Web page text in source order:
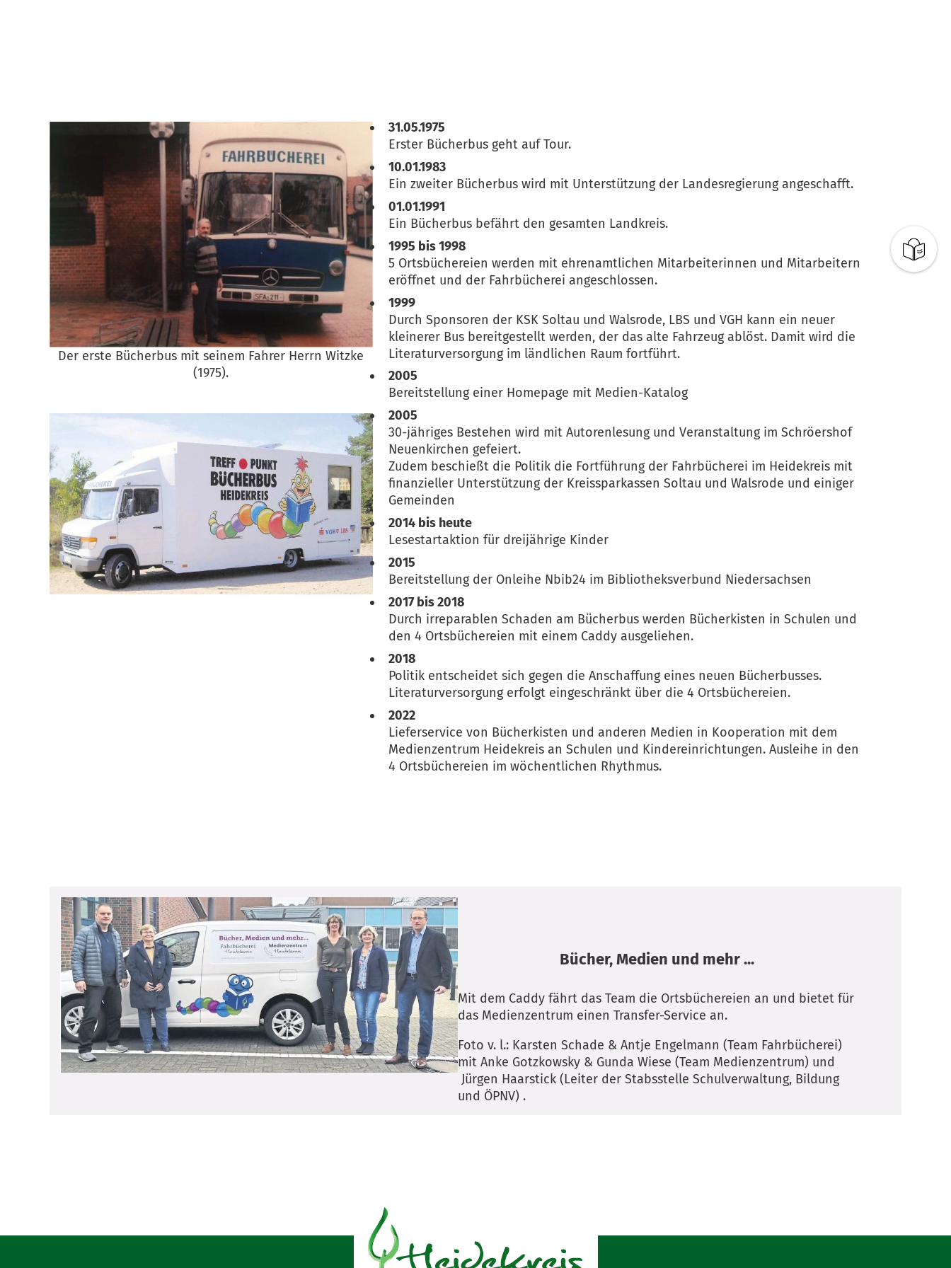
Der erste Bücherbus mit seinem Fahrer Herrn Witzke
(1975).
31.05.1975
Erster Bücherbus geht auf Tour.
10.01.1983
Ein zweiter Bücherbus wird mit Unterstützung der Landesregierung angeschafft.
01.01.1991
Ein Bücherbus befährt den gesamten Landkreis.
1995 bis 1998
5 Ortsbüchereien werden mit ehrenamtlichen Mitarbeiterinnen und Mitarbeitern
eröffnet und der Fahrbücherei angeschlossen.
1999
Durch Sponsoren der KSK Soltau und Walsrode, LBS und VGH kann ein neuer
kleinerer Bus bereitgestellt werden, der das alte Fahrzeug ablöst. Damit wird die
Literaturversorgung im ländlichen Raum fortführt.
2005
Bereitstellung einer Homepage mit Medien-Katalog
2005
30-jähriges Bestehen wird mit Autorenlesung und Veranstaltung im Schröershof
Neuenkirchen gefeiert.
Zudem beschießt die Politik die Fortführung der Fahrbücherei im Heidekreis mit
finanzieller Unterstützung der Kreissparkassen Soltau und Walsrode und einiger
Gemeinden
2014 bis heute
Lesestartaktion für dreijährige Kinder
2015
Bereitstellung der Onleihe Nbib24 im Bibliotheksverbund Niedersachsen
2017 bis 2018
Durch irreparablen Schaden am Bücherbus werden Bücherkisten in Schulen und
den 4 Ortsbüchereien mit einem Caddy ausgeliehen.
2018
Politik entscheidet sich gegen die Anschaffung eines neuen Bücherbusses.
Literaturversorgung erfolgt eingeschränkt über die 4 Ortsbüchereien.
2022
Lieferservice von Bücherkisten und anderen Medien in Kooperation mit dem
Medienzentrum Heidekreis an Schulen und Kindereinrichtungen. Ausleihe in den
4 Ortsbüchereien im wöchentlichen Rhythmus.
Bücher, Medien und mehr ...
Mit dem Caddy fährt das Team die Ortsbüchereien an und bietet für
das Medienzentrum einen Transfer-Service an.
Foto v. l.: Karsten Schade & Antje Engelmann (Team Fahrbücherei)
mit Anke Gotzkowsky & Gunda Wiese (Team Medienzentrum) und
Jürgen Haarstick (Leiter der Stabsstelle Schulverwaltung, Bildung
und ÖPNV) .